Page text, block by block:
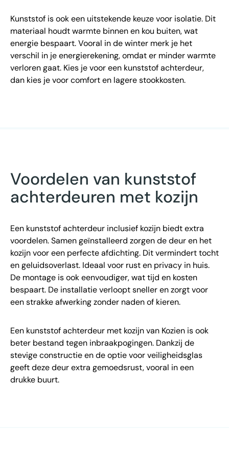
Kunststof is ook een uitstekende keuze voor isolatie. Dit
materiaal houdt warmte binnen en kou buiten, wat
energie bespaart. Vooral in de winter merk je het
verschil in je energierekening, omdat er minder warmte
verloren gaat. Kies je voor een kunststof achterdeur,
dan kies je voor comfort en lagere stookkosten.
Voordelen van kunststof
achterdeuren met kozijn
Een kunststof achterdeur inclusief kozijn biedt extra
voordelen. Samen geïnstalleerd zorgen de deur en het
kozijn voor een perfecte afdichting. Dit vermindert tocht
en geluidsoverlast. Ideaal voor rust en privacy in huis.
De montage is ook eenvoudiger, wat tijd en kosten
bespaart. De installatie verloopt sneller en zorgt voor
een strakke afwerking zonder naden of kieren.
Een kunststof achterdeur met kozijn van Kozien is ook
beter bestand tegen inbraakpogingen. Dankzij de
stevige constructie en de optie voor veiligheidsglas
geeft deze deur extra gemoedsrust, vooral in een
drukke buurt.